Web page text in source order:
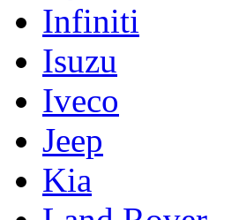
Infiniti
Isuzu
Iveco
Jeep
Kia